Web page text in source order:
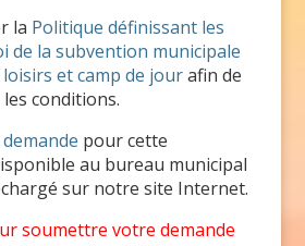
la Politique définissant les
de la subvention municipale
et camp de jourafin de
conditions.
pour cette
au bureau municipal
sur notre site Internet.
soumettre votre demande